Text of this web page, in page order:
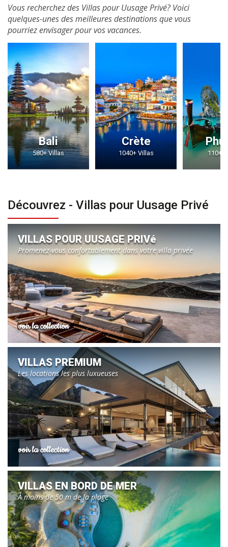
Vous recherchez des Villas pour Uusage Privé? Voici
quelques-unes des meilleures destinations que vous
pourriez envisager pour vos vacances.
Bali
580+ Villas
Crète
1040+ Villas 110+
Découvrez - Villas pour Uusage Privé
VILLAS POUR UUSAGE PRIVé
Promenez-vous confortablement dans votre villa privée
voir la collection
VILLAS PREMIUM
Les locations les plus luxueuses
voir la collection
VILLAS EN BORD DE MER
À moins de 50 m de la plage